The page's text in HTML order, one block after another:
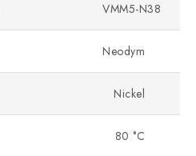
VMM5-N38
Neodym
Nickel
80 °C